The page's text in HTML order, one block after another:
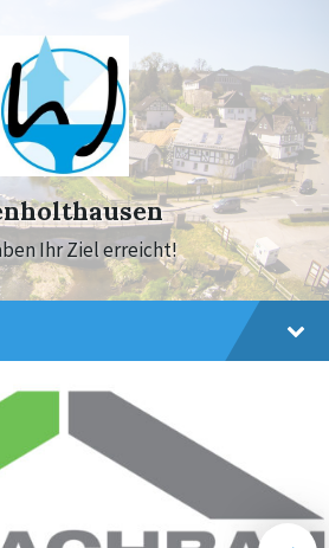
Ihr Ziel erreicht!